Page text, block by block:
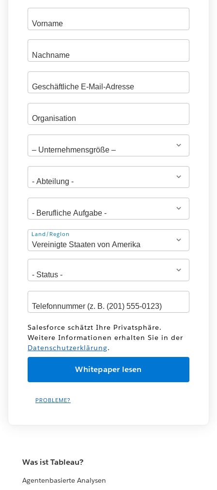
Adresse
Land/Region
Salesforce schätzt Ihre Privatsphäre.
Weitere Informationen erhalten Sie in der
Datenschutzerklärung.
PROBLEME?
Was ist Tableau?
Agentenbasierte Analysen